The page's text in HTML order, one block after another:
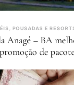
POUSADAS E
Anagé – BA
de